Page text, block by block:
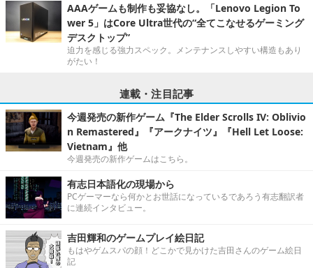
AAAゲームも制作も妥協なし。「Lenovo Legion To
wer 5」はCore Ultra世代の“全てこなせるゲーミング
デスクトップ”
迫力を感じる強力スペック。メンテナンスしやすい構造もあり
がたい！
連載・注目記事
今週発売の新作ゲーム『The Elder Scrolls IV: Oblivio
n Remastered』『アークナイツ』『Hell Let Loose:
Vietnam』他
今週発売の新作ゲームはこちら。
有志日本語化の現場から
PCゲーマーなら何かとお世話になっているであろう有志翻訳者
に連続インタビュー。
吉田輝和のゲームプレイ絵日記
もはやゲムスパの顔！どこかで見かけた吉田さんのゲーム絵日
記